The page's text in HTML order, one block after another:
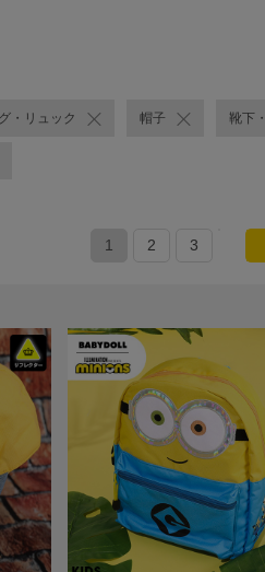
・リュック 帽子 靴下
1 2 3